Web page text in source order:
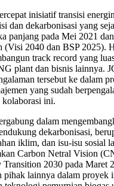
inisiatif transisi
dan dekarbonisasi yang
panjang pada Mei 2021
(Visi 2040 dan BSP 2025).
track record yang
plant dan bisnis lainnya.
tersebut ke dalam
yang sudah
ini.
dalam
dekarbonisasi,
iklim, dan isu-isu sosial
Carbon Netral Vision
Transition 2030 pada Maret
pihak lainnya dalam proyek